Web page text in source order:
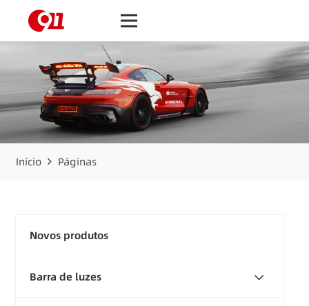
Início Páginas
Novos produtos
Barra de luzes